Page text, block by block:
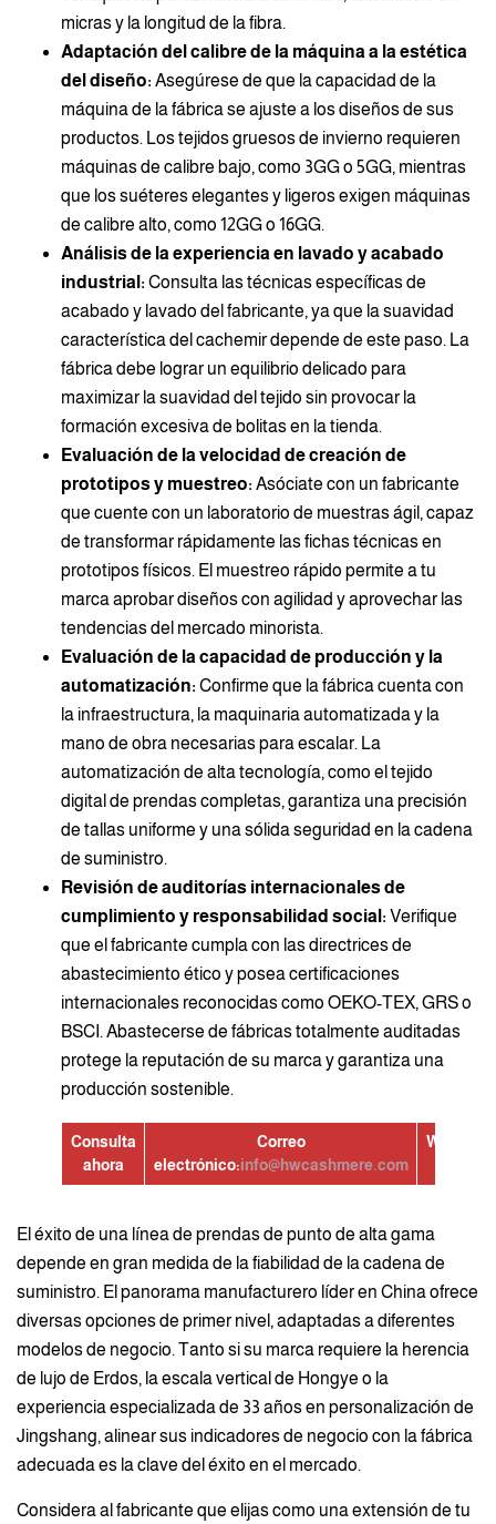
micras y la longitud de la fibra.
Adaptación del calibre de la máquina a la estética
del diseño: Asegúrese de que la capacidad de la
máquina de la fábrica se ajuste a los diseños de sus
productos. Los tejidos gruesos de invierno requieren
máquinas de calibre bajo, como 3GG o 5GG, mientras
que los suéteres elegantes y ligeros exigen máquinas
de calibre alto, como 12GG o 16GG.
Análisis de la experiencia en lavado y acabado
industrial: Consulta las técnicas específicas de
acabado y lavado del fabricante, ya que la suavidad
característica del cachemir depende de este paso. La
fábrica debe lograr un equilibrio delicado para
maximizar la suavidad del tejido sin provocar la
formación excesiva de bolitas en la tienda.
Evaluación de la velocidad de creación de
prototipos y muestreo: Asóciate con un fabricante
que cuente con un laboratorio de muestras ágil, capaz
de transformar rápidamente las fichas técnicas en
prototipos físicos. El muestreo rápido permite a tu
marca aprobar diseños con agilidad y aprovechar las
tendencias del mercado minorista.
Evaluación de la capacidad de producción y la
automatización: Confirme que la fábrica cuenta con
la infraestructura, la maquinaria automatizada y la
mano de obra necesarias para escalar. La
automatización de alta tecnología, como el tejido
digital de prendas completas, garantiza una precisión
de tallas uniforme y una sólida seguridad en la cadena
de suministro.
Revisión de auditorías internacionales de
cumplimiento y responsabilidad social: Verifique
que el fabricante cumpla con las directrices de
abastecimiento ético y posea certificaciones
internacionales reconocidas como OEKO-TEX, GRS o
BSCI. Abastecerse de fábricas totalmente auditadas
protege la reputación de su marca y garantiza una
producción sostenible.
Consulta
ahora
Correo
electrónico:info@hwcashmere.com
El éxito de una línea de prendas de punto de alta gama
depende en gran medida de la fiabilidad de la cadena de
suministro. El panorama manufacturero líder en China ofrece
diversas opciones de primer nivel, adaptadas a diferentes
modelos de negocio. Tanto si su marca requiere la herencia
de lujo de Erdos, la escala vertical de Hongye o la
experiencia especializada de 33 años en personalización de
Jingshang, alinear sus indicadores de negocio con la fábrica
adecuada es la clave del éxito en el mercado.
Considera al fabricante que elijas como una extensión de tu